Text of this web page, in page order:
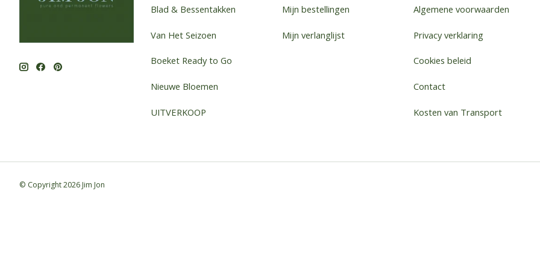
Blad & Bessentakken
Van Het Seizoen
Boeket Ready to Go
Nieuwe Bloemen
UITVERKOOP
Mijn bestellingen
Mijn verlanglijst
Algemene voorwaarden
Privacy verklaring
Cookies beleid
Contact
Kosten van Transport
© Copyright 2026 Jim Jon